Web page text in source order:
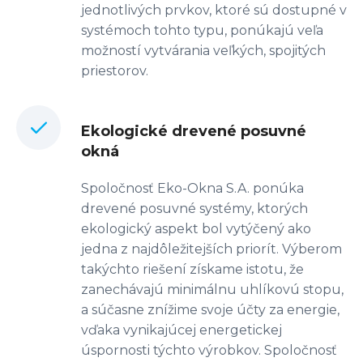
jednotlivých prvkov, ktoré sú dostupné v
systémoch tohto typu, ponúkajú veľa
možností vytvárania veľkých, spojitých
priestorov.
Ekologické drevené posuvné
okná
Spoločnosť Eko-Okna S.A. ponúka
drevené posuvné systémy, ktorých
ekologický aspekt bol vytýčený ako
jedna z najdôležitejších priorít. Výberom
takýchto riešení získame istotu, že
zanechávajú minimálnu uhlíkovú stopu,
a súčasne znížime svoje účty za energie,
vďaka vynikajúcej energetickej
úspornosti týchto výrobkov. Spoločnosť